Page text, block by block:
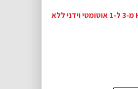
בורר HDMI מ-3 ל-1 אוטומטי וידני ללא